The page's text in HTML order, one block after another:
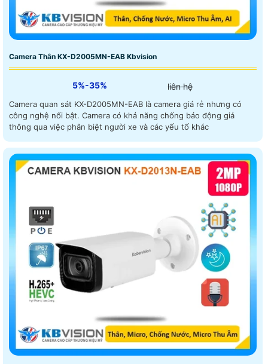
Camera Thân KX-D2005MN-EAB Kbvision
5%-35% liên hệ
Camera quan sát KX-D2005MN-EAB là camera giá rẻ nhưng có
công nghệ nổi bật. Camera có khả năng chống báo động giả
thông qua việc phân biệt người xe và các yếu tố khác